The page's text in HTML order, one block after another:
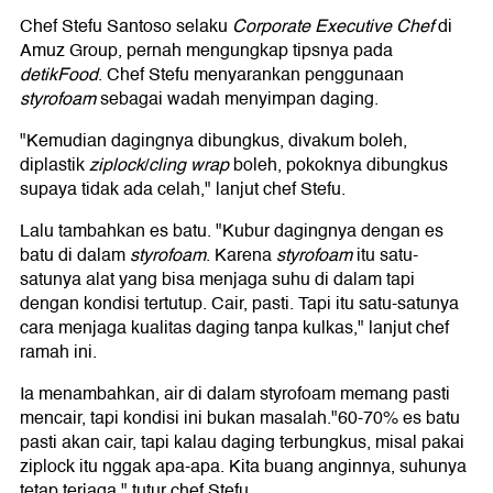
Chef Stefu Santoso selaku Corporate Executive Chefdi
Amuz Group, pernah mengungkap tipsnya pada
detikFood. Chef Stefu menyarankan penggunaan
styrofoamsebagai wadah menyimpan daging.
"Kemudian dagingnya dibungkus, divakum boleh,
diplastikziplock/cling wrapboleh, pokoknya dibungkus
supaya tidak ada celah," lanjut chef Stefu.
Lalu tambahkan es batu. "Kubur dagingnya dengan es
batu di dalamstyrofoam. Karenastyrofoamitu satu-
satunya alat yang bisa menjaga suhu di dalam tapi
dengan kondisi tertutup. Cair, pasti. Tapi itu satu-satunya
cara menjaga kualitas daging tanpa kulkas," lanjut chef
ramah ini.
Ia menambahkan, air di dalam styrofoam memang pasti
mencair, tapi kondisi ini bukan masalah."60-70% es batu
pasti akan cair, tapi kalau daging terbungkus, misal pakai
ziplock itu nggak apa-apa. Kita buang anginnya, suhunya